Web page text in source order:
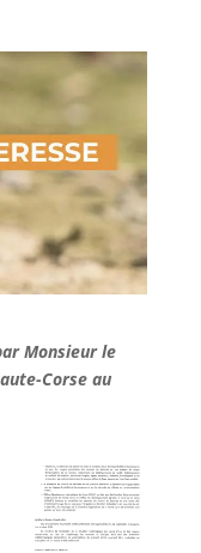
Monsieur le
Corse au